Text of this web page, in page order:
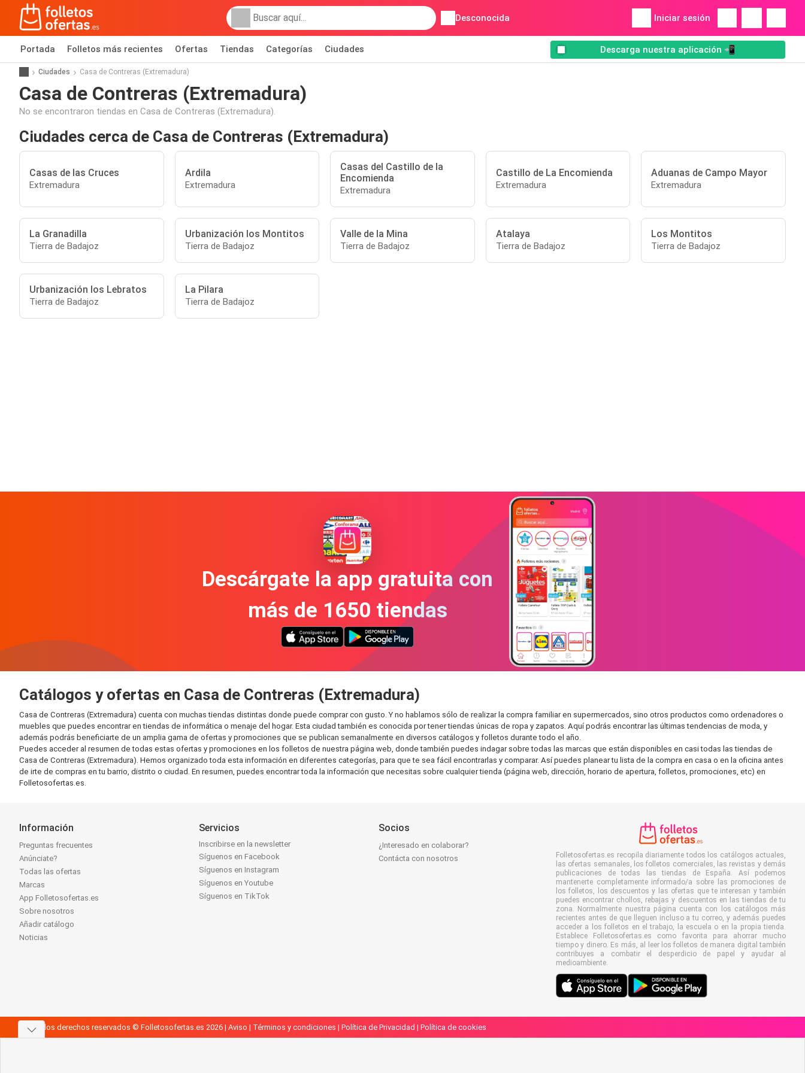
Desconocida Iniciar sesión
Portada Folletos más recientes Ofertas Tiendas Categorías Ciudades Descarga nuestra aplicación 📲
Ciudades Casa de Contreras (Extremadura)
Casa de Contreras (Extremadura)
No se encontraron tiendas en Casa de Contreras (Extremadura).
Ciudades cerca de Casa de Contreras (Extremadura)
Casas de las Cruces
Extremadura
Ardila
Extremadura
Casas del Castillo de la
Encomienda
Extremadura
Castillo de La Encomienda
Extremadura
Aduanas de Campo Mayor
Extremadura
La Granadilla
Tierra de Badajoz
Urbanización los Montitos
Tierra de Badajoz
Valle de la Mina
Tierra de Badajoz
Atalaya
Tierra de Badajoz
Los Montitos
Tierra de Badajoz
Urbanización los Lebratos
Tierra de Badajoz
La Pilara
Tierra de Badajoz
Descárgate la app gratuita con
más de 1650 tiendas
Catálogos y ofertas en Casa de Contreras (Extremadura)
Casa de Contreras (Extremadura) cuenta con muchas tiendas distintas donde puede comprar con gusto. Y no hablamos sólo de realizar la compra familiar en supermercados, sino otros productos como ordenadores o
muebles que puedes encontrar en tiendas de informática o menaje del hogar. Esta ciudad también es conocida por tener tiendas únicas de ropa y zapatos. Aquí podrás encontrar las últimas tendencias de moda, y
además podrás beneficiarte de un amplia gama de ofertas y promociones que se publican semanalmente en diversos catálogos y folletos durante todo el año.
Puedes acceder al resumen de todas estas ofertas y promociones en los folletos de nuestra página web, donde también puedes indagar sobre todas las marcas que están disponibles en casi todas las tiendas de
Casa de Contreras (Extremadura). Hemos organizado toda esta información en diferentes categorías, para que te sea fácil encontrarlas y comparar. Así puedes planear tu lista de la compra en casa o en la oficina antes
de irte de compras en tu barrio, distrito o ciudad. En resumen, puedes encontrar toda la información que necesitas sobre cualquier tienda (página web, dirección, horario de apertura, folletos, promociones, etc) en
Folletosofertas.es.
Información
Preguntas frecuentes
Anúnciate?
Todas las ofertas
Marcas
App Folletosofertas.es
Sobre nosotros
Añadir catálogo
Noticias
Servicios
Inscribirse en la newsletter
Síguenos en Facebook
Síguenos en Instagram
Síguenos en Youtube
Síguenos en TikTok
Socios
¿Interesado en colaborar?
Contácta con nosotros
Folletosofertas.es recopila diariamente todos los catálogos actuales,
las ofertas semanales, los folletos comerciales, las revistas y demás
publicaciones de todas las tiendas de España. Así podemos
mantenerte completamente informado/a sobre las promociones de
los folletos, los descuentos y las ofertas que te interesan y también
puedes encontrar chollos, rebajas y descuentos en las tiendas de tu
zona. Normalmente nuestra página cuenta con los catálogos más
recientes antes de que lleguen incluso a tu correo, y además puedes
acceder a los folletos en el trabajo, la escuela o en la propia tienda.
Establece Folletosofertas.es como favorita para ahorrar mucho
tiempo y dinero. Es más, al leer los folletos de manera digital también
contribuyes a combatir el desperdicio de papel y ayudar al
medioambiente.
Todos los derechos reservados © Folletosofertas.es 2026 | Aviso | Términos y condiciones | Política de Privacidad | Política de cookies